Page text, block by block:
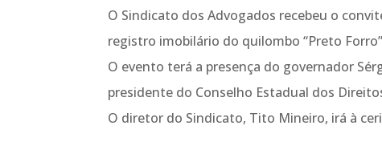
O Sindicato dos Advogados recebeu o
registro imobilário do quilombo “Preto
O evento terá a presença do governador
presidente do Conselho Estadual dos
O diretor do Sindicato, Tito Mineiro, irá à